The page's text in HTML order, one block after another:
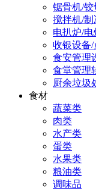
锯骨机/
搅拌机/制
电扒炉/
收银设备/
食安管理
食堂管理
厨余垃圾
食材
蔬菜类
肉类
水产类
蛋类
水果类
粮油类
调味品